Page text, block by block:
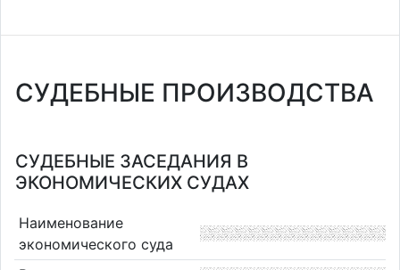
СУДЕБНЫЕ ПРОИЗВОДСТВА
СУДЕБНЫЕ ЗАСЕДАНИЯ В
ЭКОНОМИЧЕСКИХ СУДАХ
Наименование
экономического суда